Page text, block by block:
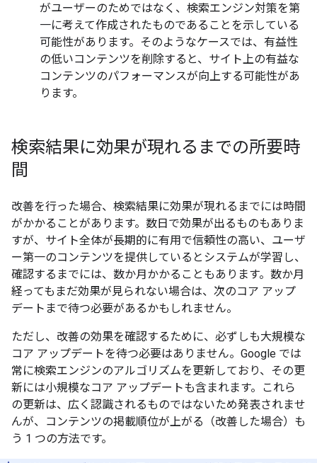
がユーザーのためではなく、検索エンジン対策を第
一に考えて作成されたものであることを示している
可能性があります。そのようなケースでは、有益性
の低いコンテンツを削除すると、サイト上の有益な
コンテンツのパフォーマンスが向上する可能性があ
ります。
検索結果に効果が現れるまでの所要時
間
改善を行った場合、検索結果に効果が現れるまでには時間
がかかることがあります。数日で効果が出るものもありま
すが、サイト全体が長期的に有用で信頼性の高い、ユーザ
ー第一のコンテンツを提供しているとシステムが学習し、
確認するまでには、数か月かかることもあります。数か月
経ってもまだ効果が見られない場合は、次のコア アップ
デートまで待つ必要があるかもしれません。
ただし、改善の効果を確認するために、必ずしも大規模な
コア アップデートを待つ必要はありません。Google では
常に検索エンジンのアルゴリズムを更新しており、その更
新には小規模なコア アップデートも含まれます。これら
の更新は、広く認識されるものではないため発表されませ
んが、コンテンツの掲載順位が上がる（改善した場合）も
う 1 つの方法です。